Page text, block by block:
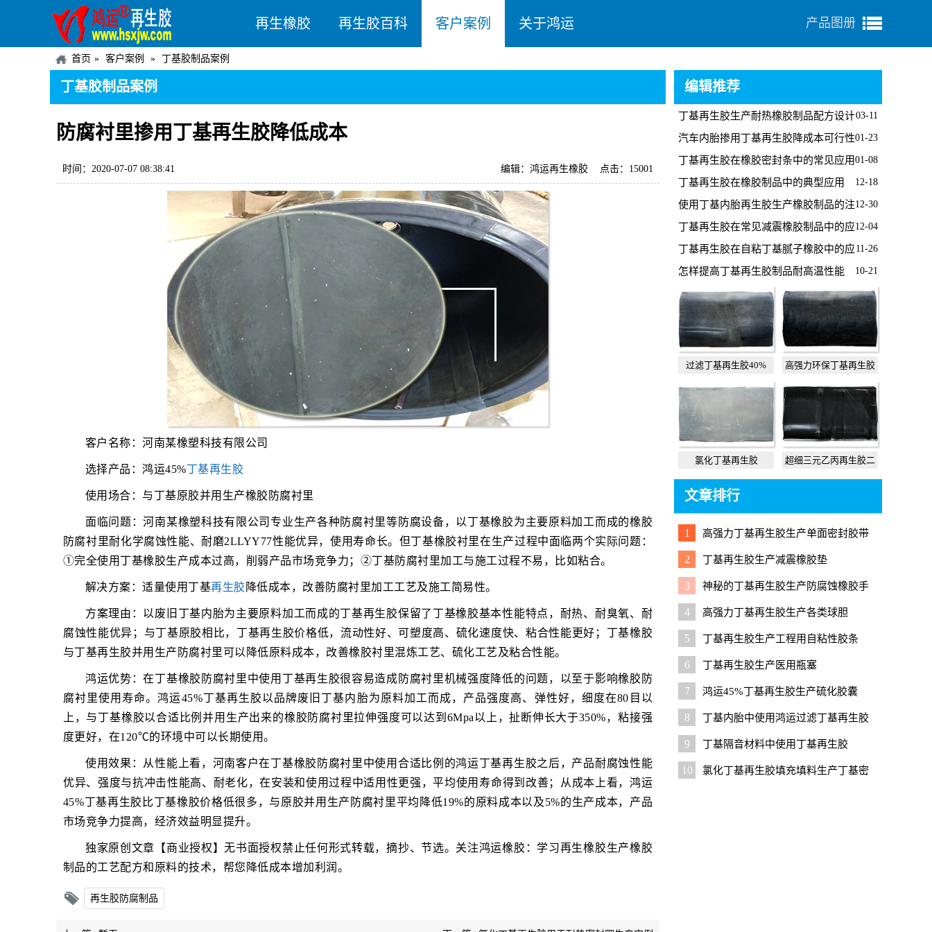
再生橡胶 再生胶百科 客户案例 关于鸿运 产品图册
首页 客户案例 丁基胶制品案例
丁基胶制品案例
防腐衬里掺用丁基再生胶降低成本
时间：2020-07-07 08:38:41 点击：15001
编辑：鸿运再生橡胶
客户名称：河南某橡塑科技有限公司
选择产品：鸿运45%丁基再生胶
使用场合：与丁基原胶并用生产橡胶防腐衬里
面临问题：河南某橡塑科技有限公司专业生产各种防腐衬里等防腐设备，以丁基橡胶为主要原料加工而成的橡胶
防腐衬里耐化学腐蚀性能、耐磨2LLYY77性能优异，使用寿命长。但丁基橡胶衬里在生产过程中面临两个实际问题：
①完全使用丁基橡胶生产成本过高，削弱产品市场竞争力；②丁基防腐衬里加工与施工过程不易，比如粘合。
解决方案：适量使用丁基再生胶 降低成本，改善防腐衬里加工工艺及施工简易性。
方案理由：以废旧丁基内胎为主要原料加工而成的丁基再生胶保留了丁基橡胶基本性能特点，耐热、耐臭氧、耐
腐蚀性能优异；与丁基原胶相比，丁基再生胶价格低，流动性好、可塑度高、硫化速度快、粘合性能更好；丁基橡胶
与丁基再生胶并用生产防腐衬里可以降低原料成本，改善橡胶衬里混炼工艺、硫化工艺及粘合性能。
鸿运优势：在丁基橡胶防腐衬里中使用丁基再生胶很容易造成防腐衬里机械强度降低的问题，以至于影响橡胶防
腐衬里使用寿命。鸿运45%丁基再生胶以品牌废旧丁基内胎为原料加工而成，产品强度高、弹性好，细度在80目以
上，与丁基橡胶以合适比例并用生产出来的橡胶防腐衬里拉伸强度可以达到6Mpa以上，扯断伸长大于350%，粘接强
度更好，在120℃的环境中可以长期使用。
使用效果：从性能上看，河南客户在丁基橡胶防腐衬里中使用合适比例的鸿运丁基再生胶之后，产品耐腐蚀性能
优异、强度与抗冲击性能高、耐老化，在安装和使用过程中适用性更强，平均使用寿命得到改善；从成本上看，鸿运
45%丁基再生胶比丁基橡胶价格低很多，与原胶并用生产防腐衬里平均降低19%的原料成本以及5%的生产成本，产品
市场竞争力提高，经济效益明显提升。
独家原创文章【商业授权】无书面授权禁止任何形式转载，摘抄、节选。关注鸿运橡胶：学习再生橡胶生产橡胶
制品的工艺配方和原料的技术，帮您降低成本增加利润。
再生胶防腐制品
编辑推荐
03-11
丁基再生胶生产耐热橡胶制品配方设计
要点
01-23
汽车内胎掺用丁基再生胶降成本可行性
分析
01-08
丁基再生胶在橡胶密封条中的常见应用
与注意要点
12-18
丁基再生胶在橡胶制品中的典型应用
12-30
使用丁基内胎再生胶生产橡胶制品的注
意事项
12-04
丁基再生胶在常见减震橡胶制品中的应
用技巧
11-26
丁基再生胶在自粘丁基腻子橡胶中的应
用技巧
10-21
怎样提高丁基再生胶制品耐高温性能
过滤丁基再生胶40%
高强力环保丁基再生胶
氯化丁基再生胶
超细三元乙丙再生胶二
级
文章排行
1 高强力丁基再生胶生产单面密封胶带
2 丁基再生胶生产减震橡胶垫
3
神秘的丁基再生胶生产防腐蚀橡胶手
套客户
4 高强力丁基再生胶生产各类球胆
5 丁基再生胶生产工程用自粘性胶条
6 丁基再生胶生产医用瓶塞
7 鸿运45%丁基再生胶生产硫化胶囊
8 丁基内胎中使用鸿运过滤丁基再生胶
9 丁基隔音材料中使用丁基再生胶
10
氯化丁基再生胶填充填料生产丁基密